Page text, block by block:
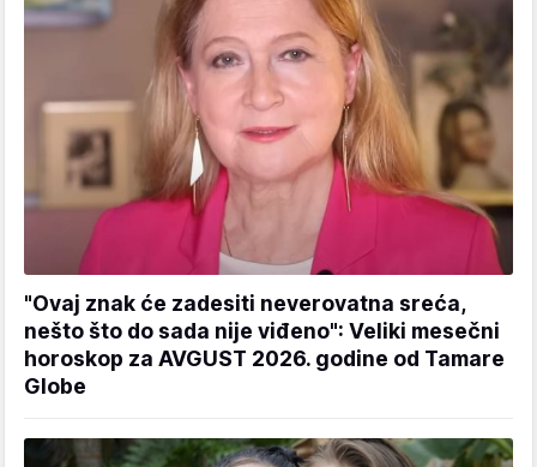
"Ovaj znak će zadesiti neverovatna sreća,
nešto što do sada nije viđeno": Veliki mesečni
horoskop za AVGUST 2026. godine od Tamare
Globe